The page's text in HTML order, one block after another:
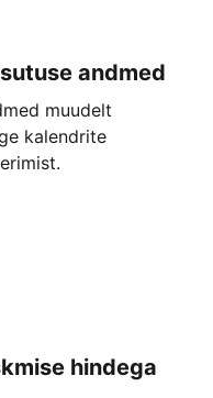
andmed
muudelt
kalendrite
hindega